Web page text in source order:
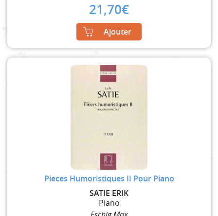
21,70€
Ajouter
Pieces Humoristiques II Pour Piano
SATIE ERIK
Piano